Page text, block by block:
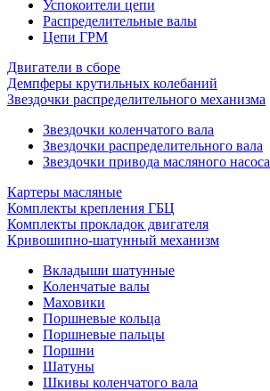
Успокоители цепи
Распределительные валы
Цепи ГРМ
Двигатели в сборе
Демпферы крутильных колебаний
Звездочки распределительного механизма
Звездочки коленчатого вала
Звездочки распределительного вала
Звездочки привода масляного насоса
Картеры масляные
Комплекты крепления ГБЦ
Комплекты прокладок двигателя
Кривошипно-шатунный механизм
Вкладыши шатунные
Коленчатые валы
Маховики
Поршневые кольца
Поршневые пальцы
Поршни
Шатуны
Шкивы коленчатого вала